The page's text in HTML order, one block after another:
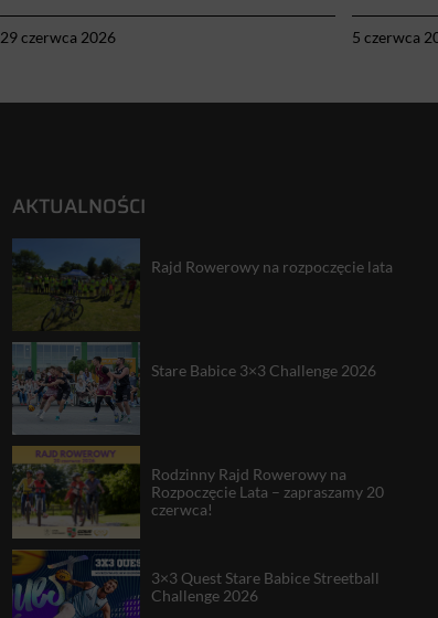
29 czerwca 2026 5 czerwca
AKTUALNOŚCI
Rajd Rowerowy na rozpoczęcie lata
Stare Babice 3×3 Challenge 2026
Rodzinny Rajd Rowerowy na
Rozpoczęcie Lata – zapraszamy 20
czerwca!
3×3 Quest Stare Babice Streetball
Challenge 2026